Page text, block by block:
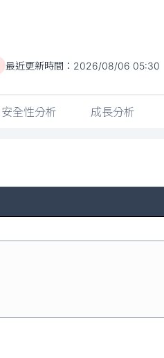
最近更新時間： 2026/08/06 05:30
安全性分析 成長分析